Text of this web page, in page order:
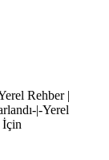
Rehber |
|-Yerel
İçin